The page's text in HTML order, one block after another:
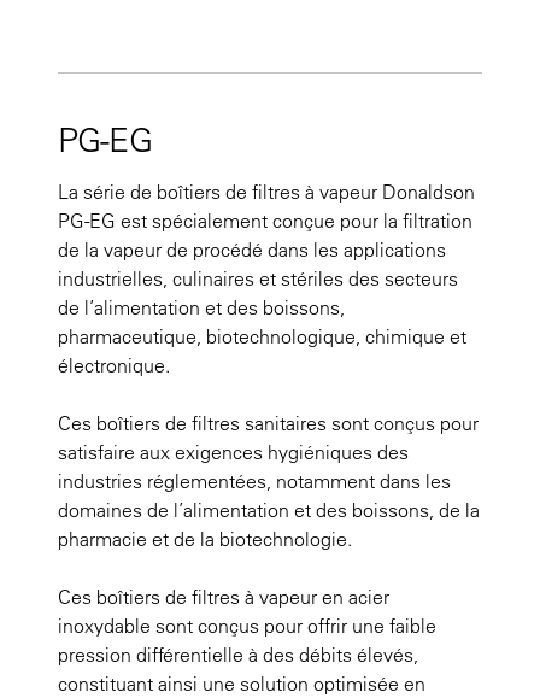
PG-EG
La série de boîtiers de filtres à vapeur Donaldson
PG-EG est spécialement conçue pour la filtration
de la vapeur de procédé dans les applications
industrielles, culinaires et stériles des secteurs
de l’alimentation et des boissons,
pharmaceutique, biotechnologique, chimique et
électronique.
Ces boîtiers de filtres sanitaires sont conçus pour
satisfaire aux exigences hygiéniques des
industries réglementées, notamment dans les
domaines de l’alimentation et des boissons, de la
pharmacie et de la biotechnologie.
Ces boîtiers de filtres à vapeur en acier
inoxydable sont conçus pour offrir une faible
pression différentielle à des débits élevés,
constituant ainsi une solution optimisée en